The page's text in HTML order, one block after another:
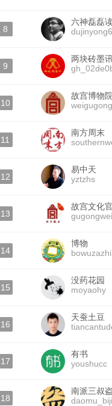
8
六神磊磊
dujinyong6
9
两块砖墨
10
故宫博物
weigugong
11
南方周末
12
易中天
yztzhs
13
故宫文化
14
博物
bowuzazhi
15
没药花园
moyaohy
16
天蚕土豆
17
有书
youshucc
18
南派三叔
daomu_biji